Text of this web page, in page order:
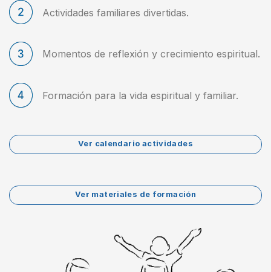
Actividades familiares divertidas.
Momentos de reflexión y crecimiento espiritual.
Formación para la vida espiritual y familiar.
Ver calendario actividades
Ver materiales de formación